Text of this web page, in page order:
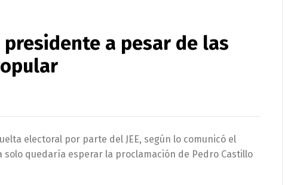
a pesar de las
electoral por parte del JEE, según lo comunicó el
solo quedaría esperar la proclamación de Pedro Castillo